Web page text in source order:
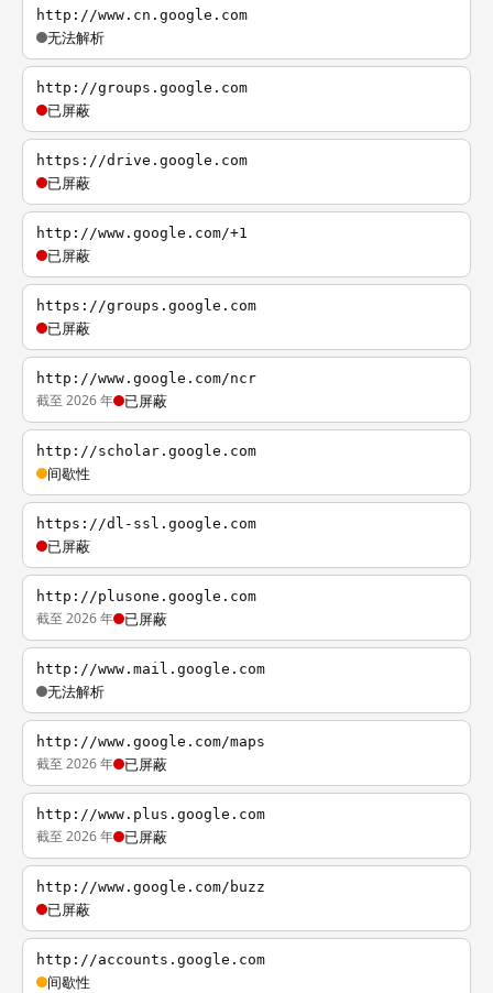
http://www.cn.google.com
无法解析
http://groups.google.com
已屏蔽
https://drive.google.com
已屏蔽
http://www.google.com/+1
已屏蔽
https://groups.google.com
已屏蔽
http://www.google.com/ncr
截至 2026 年 已屏蔽
http://scholar.google.com
间歇性
https://dl-ssl.google.com
已屏蔽
http://plusone.google.com
截至 2026 年 已屏蔽
http://www.mail.google.com
无法解析
http://www.google.com/maps
截至 2026 年 已屏蔽
http://www.plus.google.com
截至 2026 年 已屏蔽
http://www.google.com/buzz
已屏蔽
http://accounts.google.com
间歇性